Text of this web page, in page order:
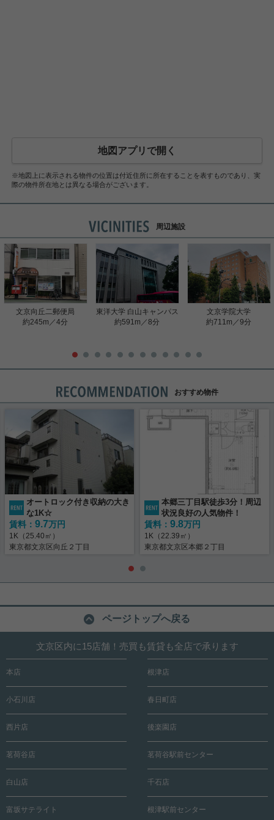
地図アプリで開く
※地図上に表示される物件の位置は付近住所に所在することを表すものであり、実
際の物件所在地とは異なる場合がございます。
周辺施設
文京向丘二郵便局
約245m／4分
東洋大学 白山キャンパス
約591m／8分
文京学院大学
約711m／9分
おすすめ物件
オートロック付き収納の大き
な1K☆
賃料： 9.7万円
1K（25.40㎡）
東京都文京区向丘２丁目
本郷三丁目駅徒歩3分！周辺
状況良好の人気物件！
賃料： 9.8万円
1K（22.39㎡）
東京都文京区本郷２丁目
ページトップへ戻る
文京区内に15店舗！売買も賃貸も全店で承ります
本店 根津店
小石川店 春日町店
西片店 後楽園店
茗荷谷店 茗荷谷駅前センター
白山店 千石店
富坂サテライト 根津駅前センター